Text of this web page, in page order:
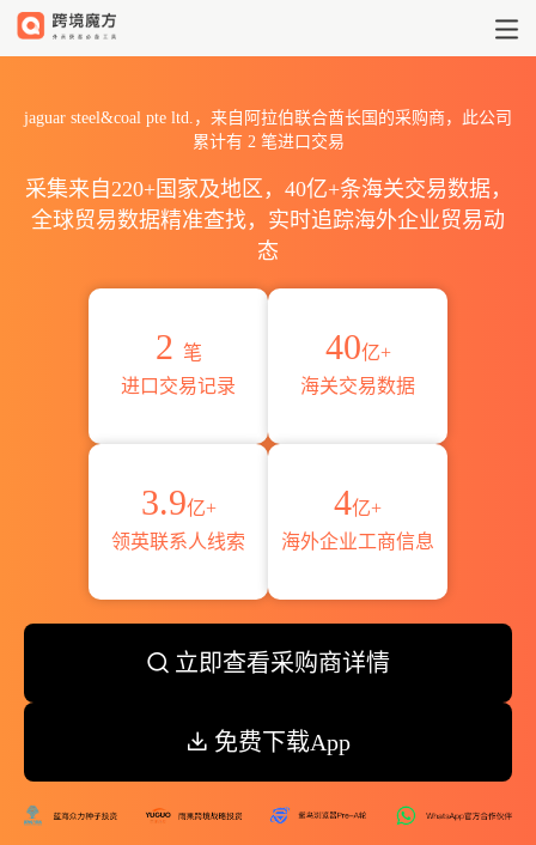
jaguar steel&coal pte ltd.，来自阿拉伯联合酋长国的采购商，此公司
累计有 2笔进口交易
采集来自220+国家及地区，40亿+条海关交易数据，
全球贸易数据精准查找，实时追踪海外企业贸易动
态
2 笔
进口交易记录
40亿+
海关交易数据
3.9亿+
领英联系人线索
4亿+
海外企业工商信息
立即查看采购商详情
免费下载App